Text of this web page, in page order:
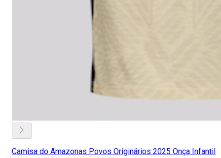
Camisa do Amazonas Povos Originários 2025 Onça Infantil